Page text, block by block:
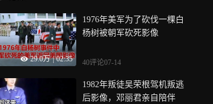
29.0万 | 02:35
1976年美军为了砍伐一棵白
杨树被朝军砍死影像
40评论07-14
1982年叛徒吴荣根驾机叛逃
后影像，邓丽君亲自陪伴